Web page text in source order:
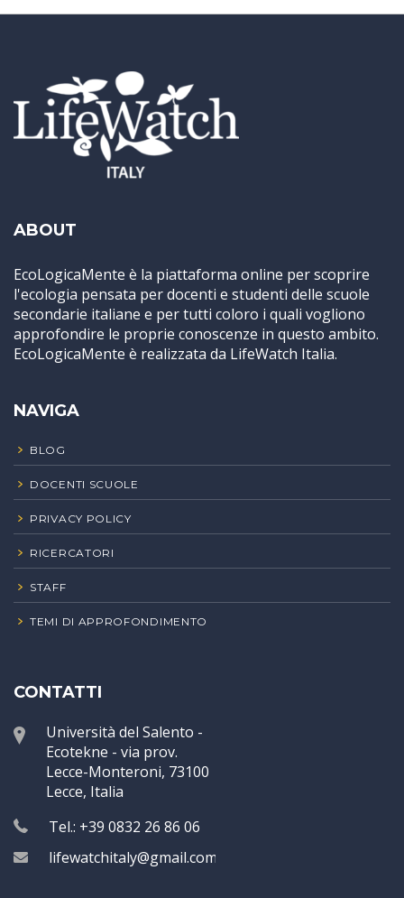
ABOUT
EcoLogicaMente è la piattaforma online per scoprire
l'ecologia pensata per docenti e studenti delle scuole
secondarie italiane e per tutti coloro i quali vogliono
approfondire le proprie conoscenze in questo ambito.
EcoLogicaMente è realizzata da LifeWatch Italia.
NAVIGA
BLOG
DOCENTI SCUOLE
PRIVACY POLICY
RICERCATORI
STAFF
TEMI DI APPROFONDIMENTO
CONTATTI
Università del Salento -
Ecotekne - via prov.
Lecce-Monteroni, 73100
Lecce, Italia
Tel.: +39 0832 26 86 06
lifewatchitaly@gmail.com